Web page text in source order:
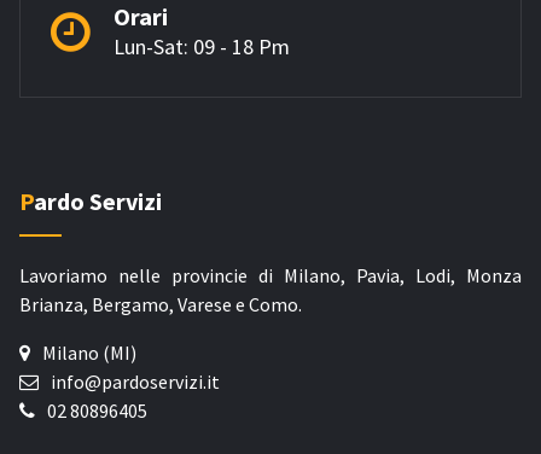
Orari
Lun-Sat: 09 - 18 Pm
Pardo Servizi
Lavoriamo nelle provincie di Milano, Pavia, Lodi, Monza
Brianza, Bergamo, Varese e Como.
Milano (MI)
info@pardoservizi.it
02 80896405